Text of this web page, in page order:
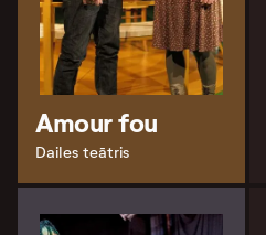
Amour fou
Dailes teātris